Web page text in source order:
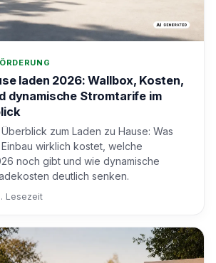
laden 2026: Wallbox, Kosten,
dynamische Stromtarife im
zum Laden zu Hause: Was
wirklich kostet, welche
noch gibt und wie dynamische
deutlich senken.
Lesezeit